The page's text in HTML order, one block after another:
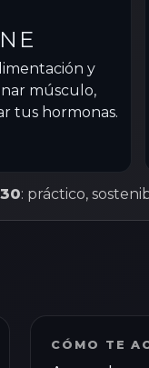
y
músculo,
tus hormonas.
: práctico,
CÓMO TE